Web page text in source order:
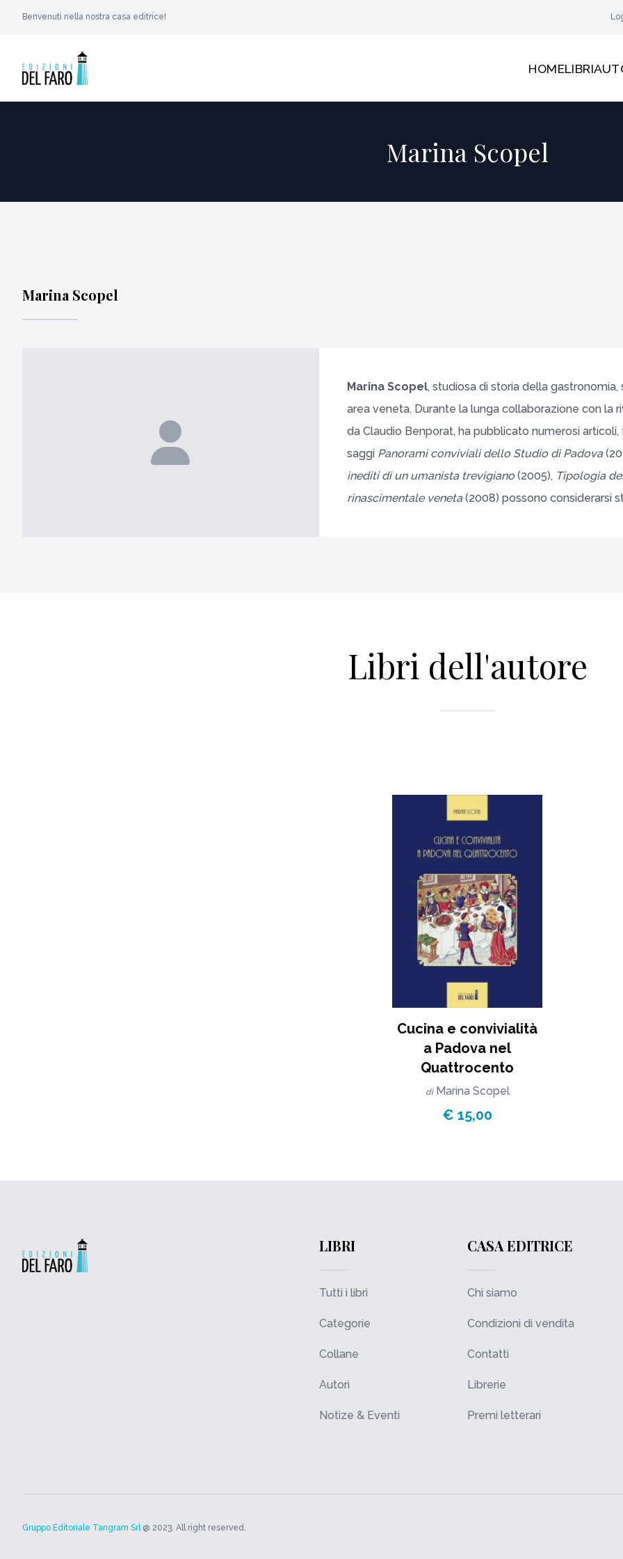
Benvenuti nella nostra casa editrice!
HOMELIBRI
Marina Scopel
Marina Scopel
Marina Scopel, studiosa di storia della
area veneta. Durante la lunga collaborazione con la
da Claudio Benporat, ha pubblicato numerosi
saggi Panorami conviviali dello Studio di Padova
inediti di un umanista trevigiano(2005), Tipologia
rinascimentale veneta(2008) possono considerarsi
Libri dell'autore
Cucina e convivialità
a Padova nel
Quattrocento
di Marina Scopel
€ 15,00
LIBRI
Tutti i libri
Categorie
Collane
Autori
Notize & Eventi
CASA EDITRICE
Chi siamo
Condizioni di vendita
Contatti
Librerie
Premi letterari
Gruppo Editoriale Tangram Srl@ 2023. All right reserved.